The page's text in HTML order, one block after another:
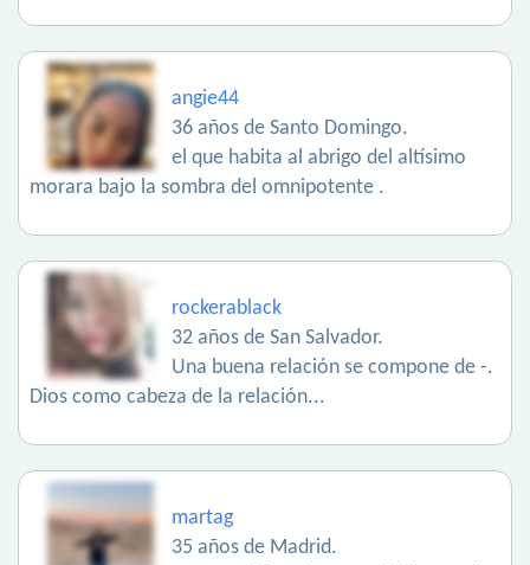
angie44
36 años de Santo Domingo.
el que habita al abrigo del altísimo
morara bajo la sombra del omnipotente .
rockerablack
32 años de San Salvador.
Una buena relación se compone de -.
Dios como cabeza de la relación...
martag
35 años de Madrid.